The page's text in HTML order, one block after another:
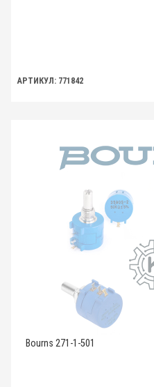
АРТИКУЛ: 771842
Bourns 271-1-501